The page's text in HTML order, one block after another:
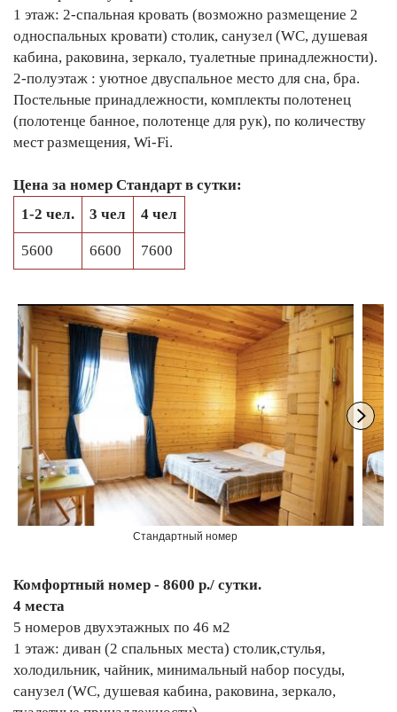
1 этаж: 2-спальная кровать (возможно размещение 2
односпальных кровати) столик, санузел (WC, душевая
кабина, раковина, зеркало, туалетные принадлежности).
2-полуэтаж : уютное двуспальное место для сна, бра.
Постельные принадлежности, комплекты полотенец
(полотенце банное, полотенце для рук), по количеству
мест размещения, Wi-Fi.
Цена за номер Стандарт в сутки:
1-2 чел.
3 чел 4 чел
5600 6600 7600
Стандартный номер
Комфортный номер - 8600 р./ сутки.
4 места
5 номеров двухэтажных по 46 м2
1 этаж: диван (2 спальных места) столик,стулья,
холодильник, чайник, минимальный набор посуды,
санузел (WC, душевая кабина, раковина, зеркало,